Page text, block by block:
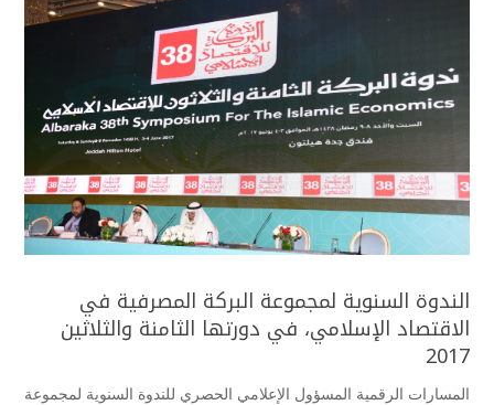
الندوة السنوية لمجموعة البركة المصرفية في
الاقتصاد الإسلامي، في دورتها الثامنة والثلاثين
2017
المسارات الرقمية المسؤول الإعلامي الحصري للندوة السنوية لمجموعة